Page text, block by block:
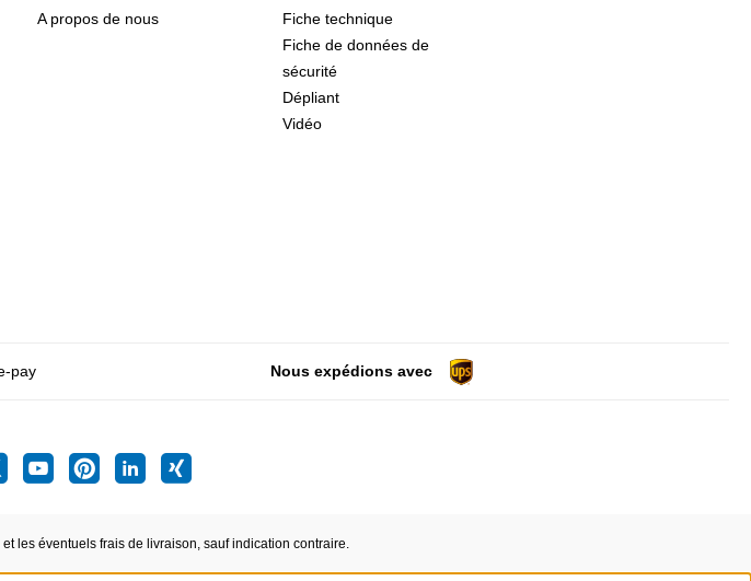
A propos de nous
Fiche technique
Fiche de données de
sécurité
Dépliant
Vidéo
Nous expédions avec
et les éventuels frais de livraison, sauf indication contraire.